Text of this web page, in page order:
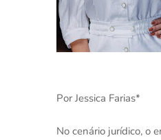
Por Jessica Farias*
No cenário jurídico, o